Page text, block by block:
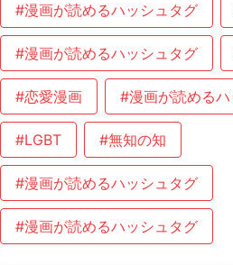
#漫画が読めるハッシュタグ
#漫画が読めるハッシュタグ
#恋愛漫画 #漫画が読める
#LGBT #無知の知
#漫画が読めるハッシュタグ
#漫画が読めるハッシュタグ